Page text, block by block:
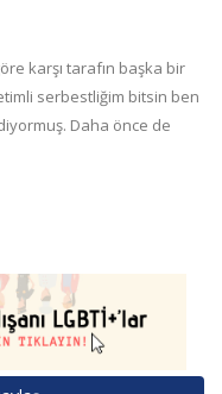
karşı tarafın başka bir
serbestliğim bitsin ben
Daha önce de